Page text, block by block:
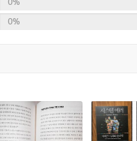
치중립적이라고 생각한다
엇을 우선할지 결정하게
츠스케일링’, ‘OKR’ 등
통한 의사결정 아웃소싱의
0%
0%